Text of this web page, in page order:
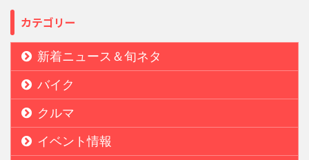
カテゴリー
新着ニュース＆旬ネタ
バイク
クルマ
イベント情報